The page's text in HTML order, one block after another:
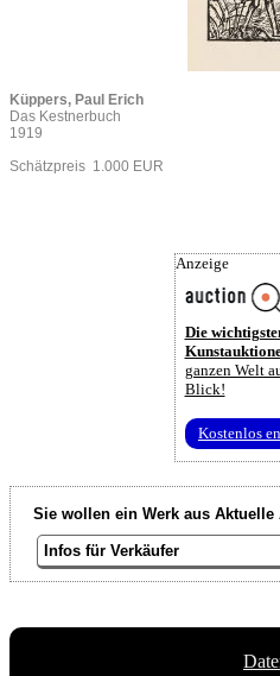
Küppers, Paul Erich
Das Kestnerbuch
1919
Schätzpreis 1.000 EUR
Anzeige
Die
ganzen Welt
Blick!
Kostenlos
Sie wollen ein Werk aus Aktuelle
Infos für Verkäufer